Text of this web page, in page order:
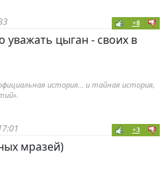
+8
уважать цыган - своих в
история… и тайная история,
+3
мразей)